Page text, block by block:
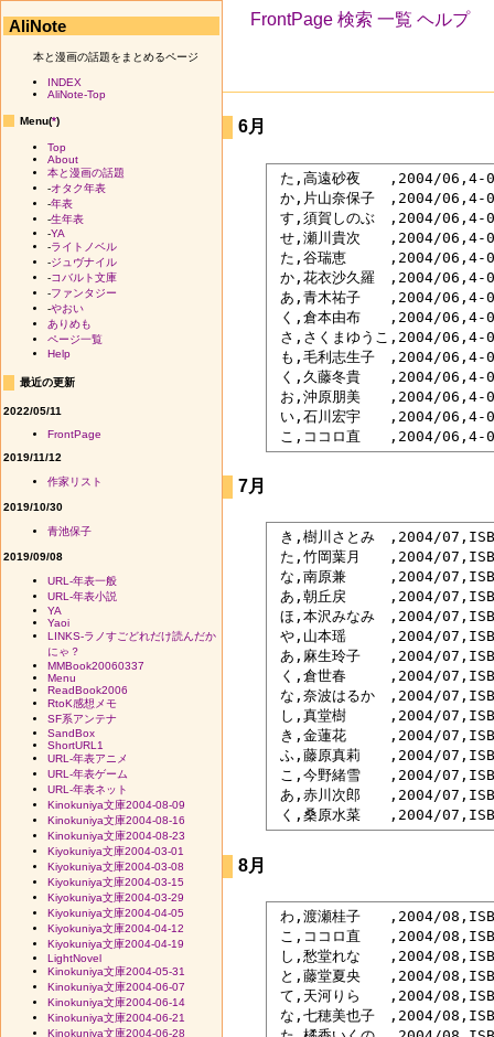
FrontPage 検索 一覧 ヘルプ
6月
た,高遠砂夜　　,2004/06,4-
か,片山奈保子　,2004/06,4-
す,須賀しのぶ　,2004/06,4-
せ,瀬川貴次　　,2004/06,4-
た,谷瑞恵　　　,2004/06,4-
か,花衣沙久羅　,2004/06,4-
あ,青木祐子　　,2004/06,4-
く,倉本由布　　,2004/06,4-
さ,さくまゆうこ,2004/06,4-
も,毛利志生子　,2004/06,4-
く,久藤冬貴　　,2004/06,4-
お,沖原朋美　　,2004/06,4-
い,石川宏宇　　,2004/06,4-
7月
き,樹川さとみ　,2004/
た,竹岡葉月　　,2004/
な,南原兼　　　,2004/
あ,朝丘戻　　　,2004/
ほ,本沢みなみ　,2004/
や,山本瑶　　　,2004/
あ,麻生玲子　　,2004/
く,倉世春　　　,2004/
な,奈波はるか　,2004/
し,真堂樹　　　,2004/
き,金蓮花　　　,2004/
ふ,藤原真莉　　,2004/
こ,今野緒雪　　,2004/
あ,赤川次郎　　,2004/
8月
わ,渡瀬桂子　　,2004/
こ,ココロ直　　,2004/
し,愁堂れな　　,2004/
と,藤堂夏央　　,2004/
て,天河りら　　,2004/
な,七穂美也子　,2004/
AliNote
本と漫画の話題をまとめるページ
INDEX
AliNote-Top
Menu(*)
Top
About
本と漫画の話題
-オタク年表
-年表
-生年表
-YA
-ライトノベル
-ジュヴナイル
-コバルト文庫
-ファンタジー
-やおい
ありめも
ページ一覧
Help
最近の更新
2022/05/11
FrontPage
2019/11/12
作家リスト
2019/10/30
青池保子
2019/09/08
URL-年表一般
URL-年表小説
YA
Yaoi
LINKS-ラノすごどれだけ読んだか
にゃ？
MMBook20060337
Menu
ReadBook2006
RtoK感想メモ
SF系アンテナ
SandBox
ShortURL1
URL-年表アニメ
URL-年表ゲーム
URL-年表ネット
Kinokuniya文庫2004-08-09
Kinokuniya文庫2004-08-16
Kinokuniya文庫2004-08-23
Kiyokuniya文庫2004-03-01
Kiyokuniya文庫2004-03-08
Kiyokuniya文庫2004-03-15
Kiyokuniya文庫2004-03-29
Kiyokuniya文庫2004-04-05
Kiyokuniya文庫2004-04-12
Kiyokuniya文庫2004-04-19
LightNovel
Kinokuniya文庫2004-05-31
Kinokuniya文庫2004-06-07
Kinokuniya文庫2004-06-14
Kinokuniya文庫2004-06-21
Kinokuniya文庫2004-06-28